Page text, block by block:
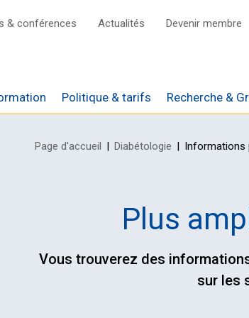
& conférences Actualités Devenir membre
Politique & tarifs Recherche &
Général
Réseau
Page d'accueil Diabétologie Informations
Plus
Vous trouverez des
sur les